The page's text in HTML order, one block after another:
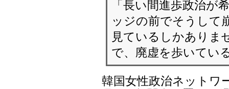
「長い間進歩政治が
ッジの前でそうして
見ているしかありま
で、廃虚を歩いてい